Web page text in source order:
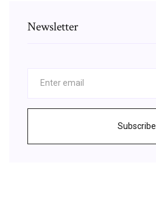
Newsletter
Subscribe